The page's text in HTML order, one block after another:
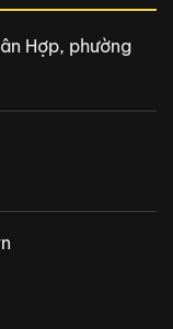
Hợp, phường